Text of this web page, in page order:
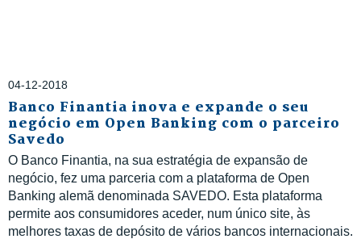
04-12-2018
Banco Finantia inova e expande o seu
negócio em Open Banking com o parceiro
Savedo
O Banco Finantia, na sua estratégia de expansão de
negócio, fez uma parceria com a plataforma de Open
Banking alemã denominada SAVEDO. Esta plataforma
permite aos consumidores aceder, num único site, às
melhores taxas de depósito de vários bancos internacionais.